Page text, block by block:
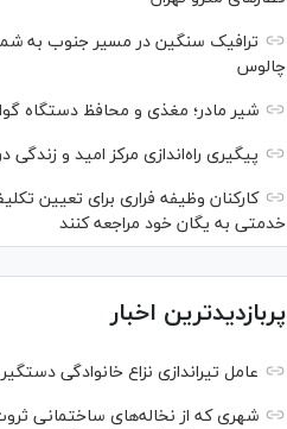
ترافیک سنگین در مسیر جنوب به
چالوس
شیر مادر؛ مغذی و محافظ دستگاه
پیگیری راه‌اندازی مرکز امید و زندگی
کارکنان وظیفه فراری برای تعیین
خدمتی به یگان خود مراجعه کنند
پربازدیدترین اخبار
عامل تیراندازی نزاع خانوادگی
شهری که از نخاله‌های ساختمانی